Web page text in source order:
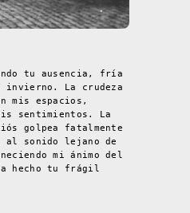
tu ausencia, fría
invierno. La crudeza
mis espacios,
sentimientos. La
golpea fatalmente
al sonido lejano de
mi ánimo del
hecho tu frágil